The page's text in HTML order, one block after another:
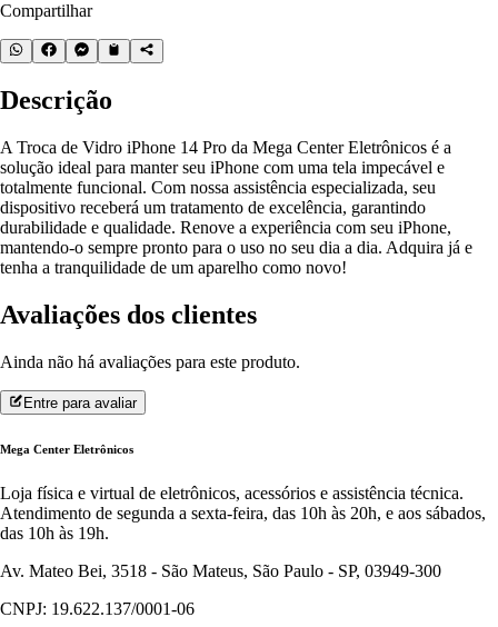
Compartilhar
Descrição
A Troca de Vidro iPhone 14 Pro da Mega Center Eletrônicos é a
solução ideal para manter seu iPhone com uma tela impecável e
totalmente funcional. Com nossa assistência especializada, seu
dispositivo receberá um tratamento de excelência, garantindo
durabilidade e qualidade. Renove a experiência com seu iPhone,
mantendo-o sempre pronto para o uso no seu dia a dia. Adquira já e
tenha a tranquilidade de um aparelho como novo!
Avaliações dos clientes
Ainda não há avaliações para este produto.
Entre para avaliar
Mega Center Eletrônicos
Loja física e virtual de eletrônicos, acessórios e assistência técnica.
Atendimento de segunda a sexta-feira, das 10h às 20h, e aos sábados,
das 10h às 19h.
Av. Mateo Bei, 3518 - São Mateus, São Paulo - SP, 03949-300
CNPJ: 19.622.137/0001-06